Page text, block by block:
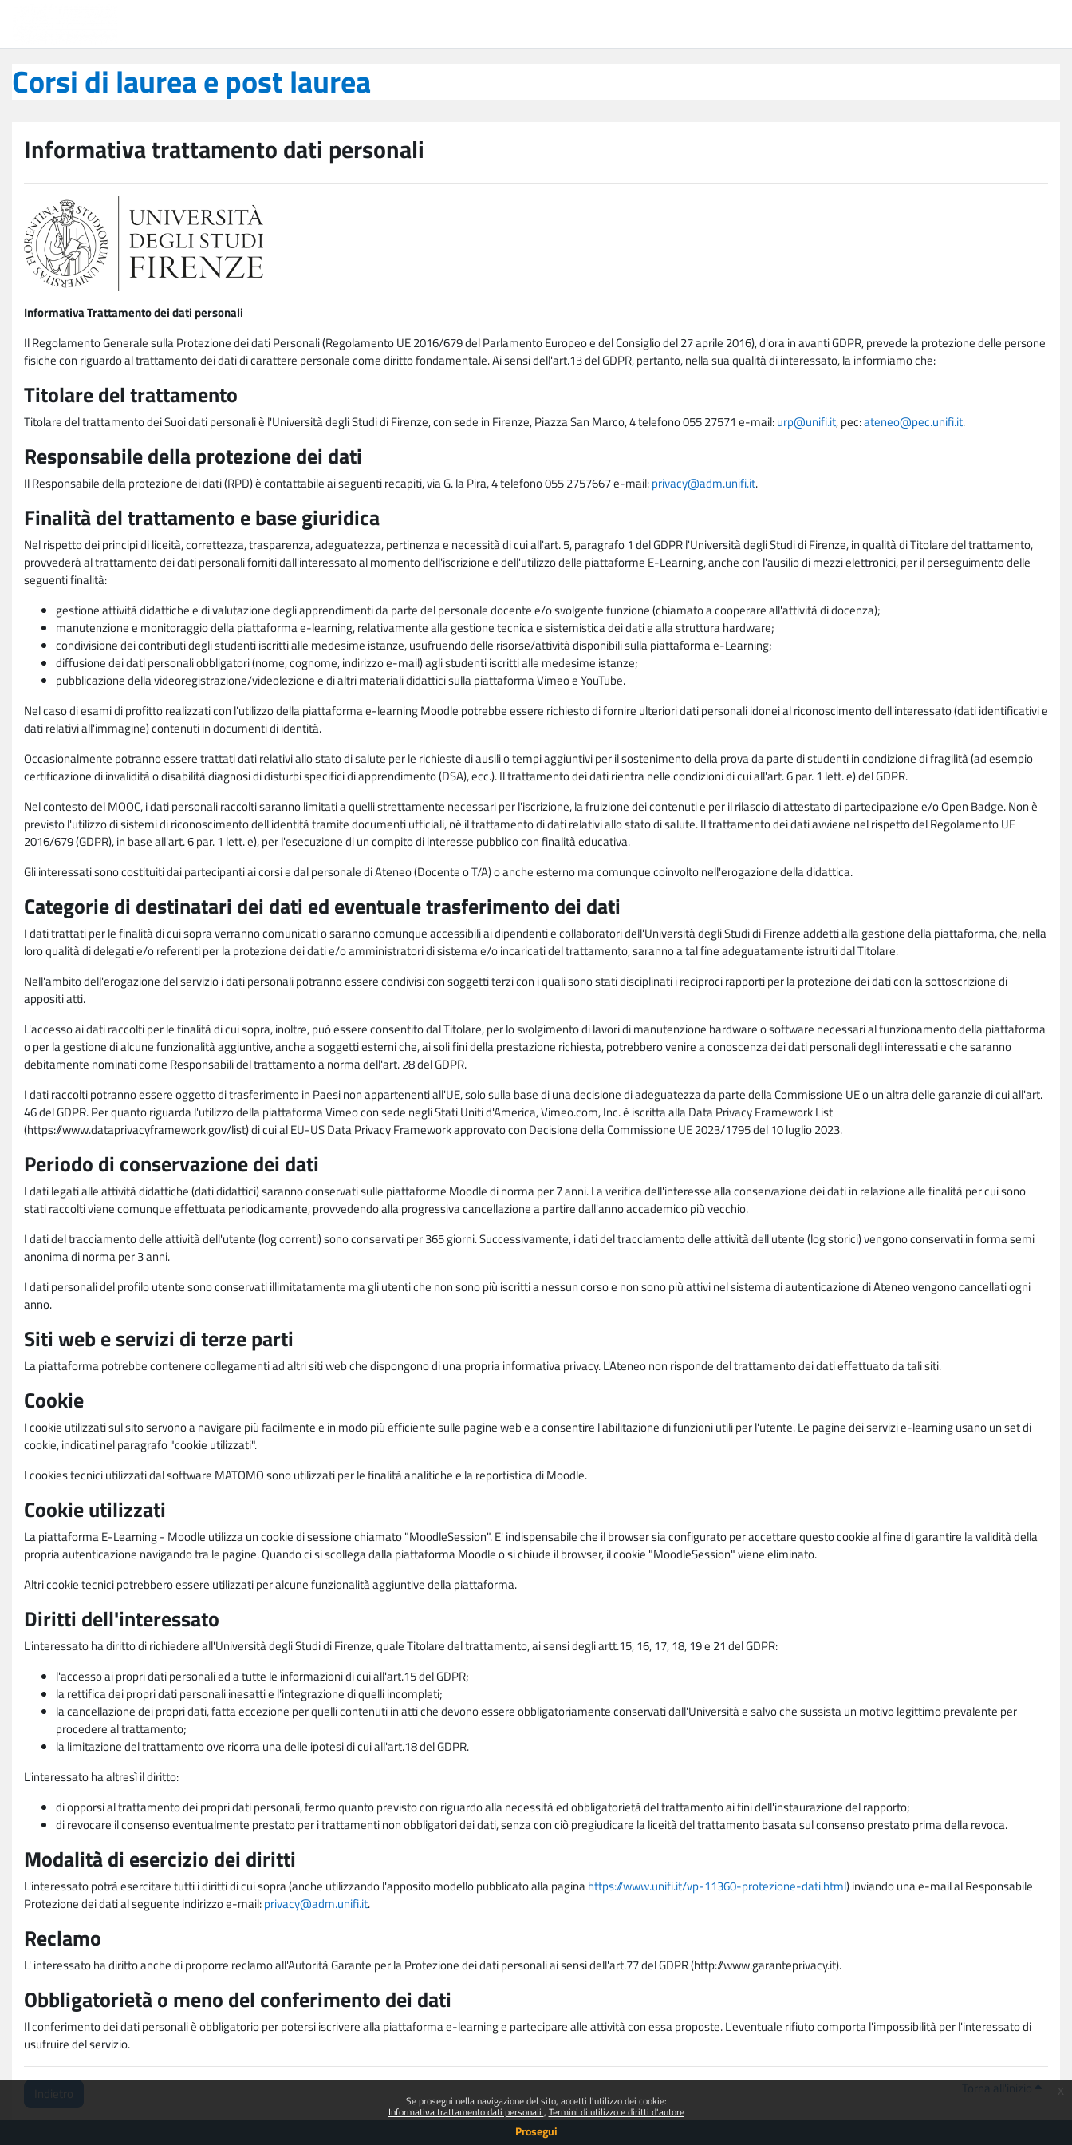
Se prosegui nella navigazione del sito, accetti l'utilizzo dei cookie:
Informativa trattamento dati personali Termini di utilizzo e diritti d'autore
Prosegui
Corsi di laurea e post laurea
Informativa trattamento dati personali
Informativa Trattamento dei dati personali
Il Regolamento Generale sulla Protezione dei dati Personali (Regolamento UE 2016/679 del Parlamento Europeo e del Consiglio del 27 aprile 2016), d'ora in avanti GDPR, prevede la protezione delle persone
fisiche con riguardo al trattamento dei dati di carattere personale come diritto fondamentale. Ai sensi dell'art.13 del GDPR, pertanto, nella sua qualità di interessato, la informiamo che:
Titolare del trattamento
Titolare del trattamento dei Suoi dati personali è l'Università degli Studi di Firenze, con sede in Firenze, Piazza San Marco, 4 telefono 055 27571 e-mail:urp@unifi.it, pec:ateneo@pec.unifi.it.
Responsabile della protezione dei dati
Il Responsabile della protezione dei dati (RPD) è contattabile ai seguenti recapiti, via G. la Pira, 4 telefono 055 2757667 e-mail:privacy@adm.unifi.it.
Finalità del trattamento e base giuridica
Nel rispetto dei principi di liceità, correttezza, trasparenza, adeguatezza, pertinenza e necessità di cui all'art. 5, paragrafo 1 del GDPR l'Università degli Studi di Firenze, in qualità di Titolare del trattamento,
provvederà al trattamento dei dati personali forniti dall'interessato al momento dell'iscrizione e dell'utilizzo delle piattaforme E-Learning, anche con l'ausilio di mezzi elettronici, per il perseguimento delle
seguenti finalità:
gestione attività didattiche e di valutazione degli apprendimenti da parte del personale docente e/o svolgente funzione (chiamato a cooperare all'attività di docenza);
manutenzione e monitoraggio della piattaforma e-learning, relativamente alla gestione tecnica e sistemistica dei dati e alla struttura hardware;
condivisione dei contributi degli studenti iscritti alle medesime istanze, usufruendo delle risorse/attività disponibili sulla piattaforma e-Learning;
diffusione dei dati personali obbligatori (nome, cognome, indirizzo e-mail) agli studenti iscritti alle medesime istanze;
pubblicazione della videoregistrazione/videolezione e di altri materiali didattici sulla piattaforma Vimeo e YouTube.
Nel caso di esami di profitto realizzati con l'utilizzo della piattaforma e-learning Moodle potrebbe essere richiesto di fornire ulteriori dati personali idonei al riconoscimento dell'interessato (dati identificativi e
dati relativi all'immagine) contenuti in documenti di identità.
Occasionalmente potranno essere trattati dati relativi allo stato di salute per le richieste di ausili o tempi aggiuntivi per il sostenimento della prova da parte di studenti in condizione di fragilità (ad esempio
certificazione di invalidità o disabilità diagnosi di disturbi specifici di apprendimento (DSA), ecc.). Il trattamento dei dati rientra nelle condizioni di cui all'art. 6 par. 1 lett. e) del GDPR.
Nel contesto del MOOC, i dati personali raccolti saranno limitati a quelli strettamente necessari per l'iscrizione, la fruizione dei contenuti e per il rilascio di attestato di partecipazione e/o Open Badge. Non è
previsto l'utilizzo di sistemi di riconoscimento dell'identità tramite documenti ufficiali, né il trattamento di dati relativi allo stato di salute. Il trattamento dei dati avviene nel rispetto del Regolamento UE
2016/679 (GDPR), in base all'art. 6 par. 1 lett. e), per l'esecuzione di un compito di interesse pubblico con finalità educativa.
Gli interessati sono costituiti dai partecipanti ai corsi e dal personale di Ateneo (Docente o T/A) o anche esterno ma comunque coinvolto nell'erogazione della didattica.
Categorie di destinatari dei dati ed eventuale trasferimento dei dati
I dati trattati per le finalità di cui sopra verranno comunicati o saranno comunque accessibili ai dipendenti e collaboratori dell'Università degli Studi di Firenze addetti alla gestione della piattaforma, che, nella
loro qualità di delegati e/o referenti per la protezione dei dati e/o amministratori di sistema e/o incaricati del trattamento, saranno a tal fine adeguatamente istruiti dal Titolare.
Nell'ambito dell'erogazione del servizio i dati personali potranno essere condivisi con soggetti terzi con i quali sono stati disciplinati i reciproci rapporti per la protezione dei dati con la sottoscrizione di
appositi atti.
L'accesso ai dati raccolti per le finalità di cui sopra, inoltre, può essere consentito dal Titolare, per lo svolgimento di lavori di manutenzione hardware o software necessari al funzionamento della piattaforma
o per la gestione di alcune funzionalità aggiuntive, anche a soggetti esterni che, ai soli fini della prestazione richiesta, potrebbero venire a conoscenza dei dati personali degli interessati e che saranno
debitamente nominati come Responsabili del trattamento a norma dell'art. 28 del GDPR.
I dati raccolti potranno essere oggetto di trasferimento in Paesi non appartenenti all'UE, solo sulla base di una decisione di adeguatezza da parte della Commissione UE o un'altra delle garanzie di cui all'art.
46 del GDPR. Per quanto riguarda l'utilizzo della piattaforma Vimeo con sede negli Stati Uniti d'America, Vimeo.com, Inc. è iscritta alla Data Privacy Framework List
(https://www.dataprivacyframework.gov/list) di cui al EU-US Data Privacy Framework approvato con Decisione della Commissione UE 2023/1795 del 10 luglio 2023.
Periodo di conservazione dei dati
I dati legati alle attività didattiche (dati didattici) saranno conservati sulle piattaforme Moodle di norma per 7 anni. La verifica dell'interesse alla conservazione dei dati in relazione alle finalità per cui sono
stati raccolti viene comunque effettuata periodicamente, provvedendo alla progressiva cancellazione a partire dall'anno accademico più vecchio.
I dati del tracciamento delle attività dell'utente (log correnti) sono conservati per 365 giorni. Successivamente, i dati del tracciamento delle attività dell'utente (log storici) vengono conservati in forma semi
anonima di norma per 3 anni.
I dati personali del profilo utente sono conservati illimitatamente ma gli utenti che non sono più iscritti a nessun corso e non sono più attivi nel sistema di autenticazione di Ateneo vengono cancellati ogni
anno.
Siti web e servizi di terze parti
La piattaforma potrebbe contenere collegamenti ad altri siti web che dispongono di una propria informativa privacy. L'Ateneo non risponde del trattamento dei dati effettuato da tali siti.
Cookie
I cookie utilizzati sul sito servono a navigare più facilmente e in modo più efficiente sulle pagine web e a consentire l'abilitazione di funzioni utili per l'utente. Le pagine dei servizi e-learning usano un set di
cookie, indicati nel paragrafo "cookie utilizzati".
I cookies tecnici utilizzati dal software MATOMO sono utilizzati per le finalità analitiche e la reportistica di Moodle.
Cookie utilizzati
La piattaforma E-Learning - Moodle utilizza un cookie di sessione chiamato "MoodleSession". E' indispensabile che il browser sia configurato per accettare questo cookie al fine di garantire la validità della
propria autenticazione navigando tra le pagine. Quando ci si scollega dalla piattaforma Moodle o si chiude il browser, il cookie "MoodleSession" viene eliminato.
Altri cookie tecnici potrebbero essere utilizzati per alcune funzionalità aggiuntive della piattaforma.
Diritti dell'interessato
L'interessato ha diritto di richiedere all'Università degli Studi di Firenze, quale Titolare del trattamento, ai sensi degli artt.15, 16, 17, 18, 19 e 21 del GDPR:
l'accesso ai propri dati personali ed a tutte le informazioni di cui all'art.15 del GDPR;
la rettifica dei propri dati personali inesatti e l'integrazione di quelli incompleti;
la cancellazione dei propri dati, fatta eccezione per quelli contenuti in atti che devono essere obbligatoriamente conservati dall'Università e salvo che sussista un motivo legittimo prevalente per
procedere al trattamento;
la limitazione del trattamento ove ricorra una delle ipotesi di cui all'art.18 del GDPR.
L'interessato ha altresì il diritto:
di opporsi al trattamento dei propri dati personali, fermo quanto previsto con riguardo alla necessità ed obbligatorietà del trattamento ai fini dell'instaurazione del rapporto;
di revocare il consenso eventualmente prestato per i trattamenti non obbligatori dei dati, senza con ciò pregiudicare la liceità del trattamento basata sul consenso prestato prima della revoca.
Modalità di esercizio dei diritti
L'interessato potrà esercitare tutti i diritti di cui sopra (anche utilizzando l'apposito modello pubblicato alla paginahttps://www.unifi.it/vp-11360-protezione-dati.html) inviando una e-mail al Responsabile
Protezione dei dati al seguente indirizzo e-mail:privacy@adm.unifi.it.
Reclamo
L' interessato ha diritto anche di proporre reclamo all'Autorità Garante per la Protezione dei dati personali ai sensi dell'art.77 del GDPR (http://www.garanteprivacy.it).
Obbligatorietà o meno del conferimento dei dati
Il conferimento dei dati personali è obbligatorio per potersi iscrivere alla piattaforma e-learning e partecipare alle attività con essa proposte. L'eventuale rifiuto comporta l'impossibilità per l'interessato di
usufruire del servizio.
Indietro Torna all'inizio